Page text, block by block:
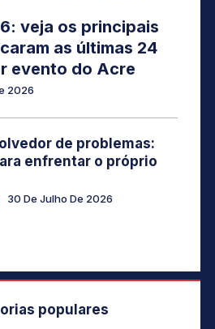
veja os principais
as últimas 24
evento do Acre
2026
de problemas:
enfrentar o próprio
30 De Julho De 2026
populares